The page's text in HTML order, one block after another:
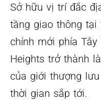
Sở hữu vị trí đắc
tầng giao thông tại
chính mới phía
Heights trở thành
của giới thượng
thời gian sắp tới.